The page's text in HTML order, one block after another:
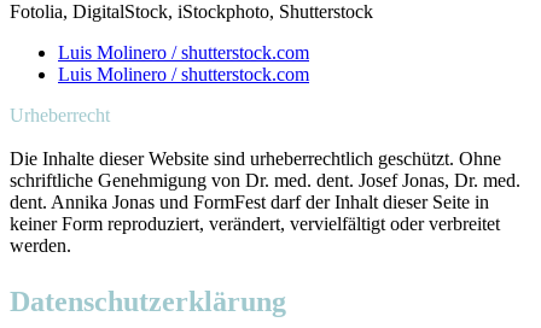
Fotolia, DigitalStock, iStockphoto, Shutterstock
Luis Molinero / shutterstock.com
Luis Molinero / shutterstock.com
Urheberrecht
Die Inhalte dieser Website sind urheberrechtlich geschützt. Ohne
schriftliche Genehmigung von Dr. med. dent. Josef Jonas, Dr. med.
dent. Annika Jonas und FormFest darf der Inhalt dieser Seite in
keiner Form reproduziert, verändert, vervielfältigt oder verbreitet
werden.
Datenschutzerklärung